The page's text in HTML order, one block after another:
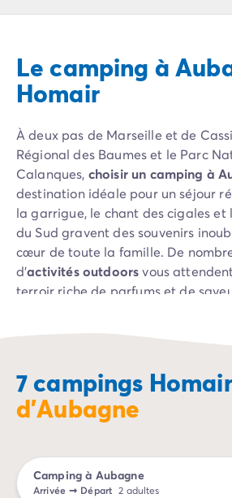
Camping Hendaye
Camping Bretagne
Camping Côtes d'Armor
Camping Ille-et-Vilaine
Camping Saint-Malo
Camping Morbihan
Camping Vannes
Camping Centre-Val de Loire
Camping Indre-et-Loire
Camping Chenonceau
Camping Champagne-Ardenne
Camping Ardennes
Camping Corse-du-Sud
Camping Porto Vecchio
Camping Haute-Corse
Camping Bastia
Camping Picardie
Camping Ile-de-France
Le camping à
Homair
À deux pas de Marseille et de
Régional des Baumes et le Parc
Calanques, choisir un camping à
destination idéale pour un séjour
la garrigue, le chant des cigales et
du Sud gravent des souvenirs
cœur de toute la famille. De
d’activités outdoorsvous
terroir riche de parfums et de
vous entraîner sur les pas de
7 campings Homair
d'Aubagne
Camping à Aubagne
Arrivée ➞ Départ 2 adultes